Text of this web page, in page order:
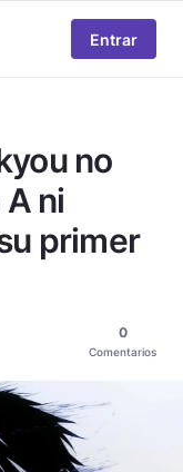
Entrar
no
ni
primer
0
Comentarios